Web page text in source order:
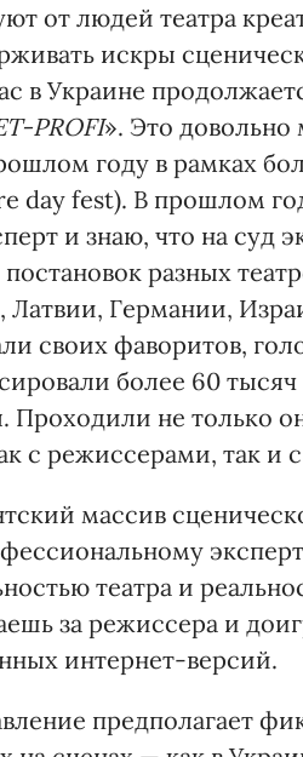
от людей театра
искры
в Украине
PROFI». Это
году в рамках
day fest). В прошлом
и знаю, что на суд
разных
Германии,
своих фаворитов,
более 60 тысяч
Проходили не только
с режиссерами, так и
массив
театра и
за режиссера и
интернет-версий.
предполагает